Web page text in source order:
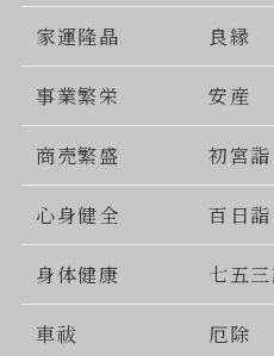
家運隆晶 良縁
事業繁栄 安産
商売繁盛 初宮詣
心身健全 百日詣
身体健康 七五
車祓 厄除